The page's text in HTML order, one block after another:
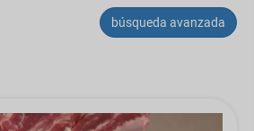
búsqueda avanzada